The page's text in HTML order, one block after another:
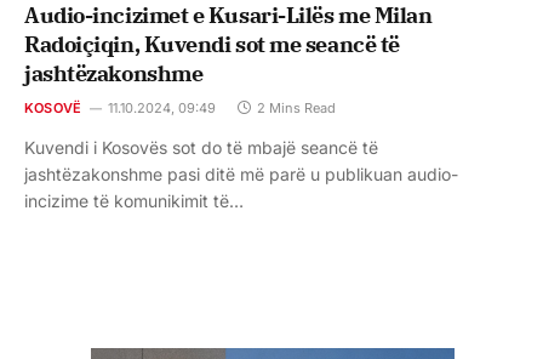
Audio-incizimet e Kusari-Lilës me Milan
Radoiçiqin, Kuvendi sot me seancë të
jashtëzakonshme
KOSOVË 11.10.2024, 09:49 2 Mins Read
Kuvendi i Kosovës sot do të mbajë seancë të
jashtëzakonshme pasi ditë më parë u publikuan audio-
incizime të komunikimit të…